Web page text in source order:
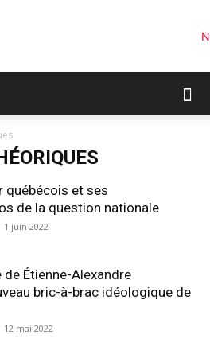
québécois et ses
de la question nationale
1 juin 2022
Étienne-Alexandre
bric-à-brac idéologique de
12 mai 2022